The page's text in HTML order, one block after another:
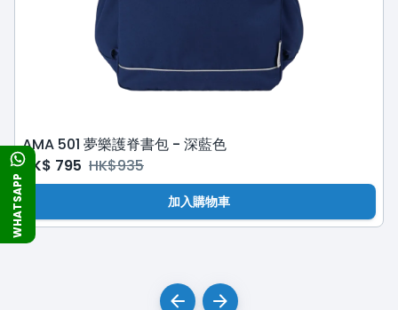
WHATSAPP
AMA 501 夢樂護脊書包 - 深藍色
HK$ 795 HK$935
加入購物車